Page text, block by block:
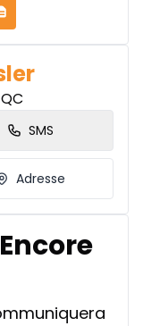
SMS
Adresse